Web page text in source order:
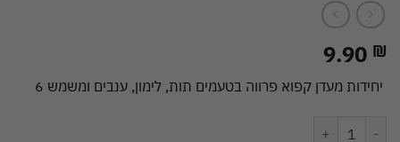
9.90 ₪
יחידות מעדן קפוא פרווה בטעמים תות, לימון, ענבים ומשמש 6